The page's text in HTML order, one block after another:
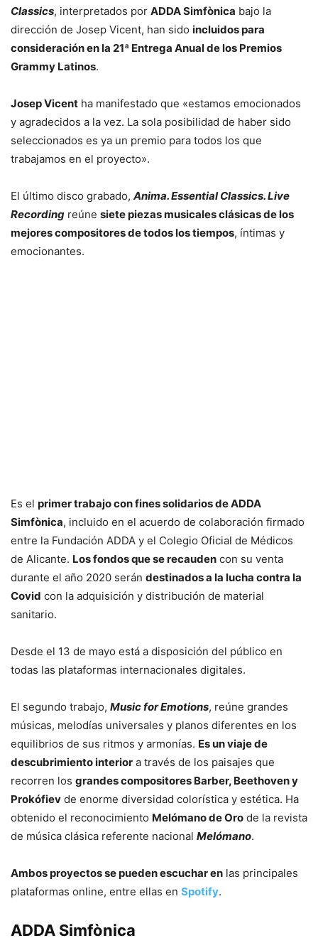
Classics, interpretados por ADDA Simfònica bajo la
dirección de Josep Vicent, han sido incluidos para
consideración en la 21ª Entrega Anual de los Premios
Grammy Latinos.
Josep Vicent ha manifestado que «estamos emocionados
y agradecidos a la vez. La sola posibilidad de haber sido
seleccionados es ya un premio para todos los que
trabajamos en el proyecto».
El último disco grabado, Anima. Essential Classics. Live
Recording reúne siete piezas musicales clásicas de los
mejores compositores de todos los tiempos, íntimas y
emocionantes.
Es el primer trabajo con fines solidarios de ADDA
Simfònica, incluido en el acuerdo de colaboración firmado
entre la Fundación ADDA y el Colegio Oficial de Médicos
de Alicante. Los fondos que se recauden con su venta
durante el año 2020 serán destinados a la lucha contra la
Covid con la adquisición y distribución de material
sanitario.
Desde el 13 de mayo está a disposición del público en
todas las plataformas internacionales digitales.
El segundo trabajo, Music for Emotions, reúne grandes
músicas, melodías universales y planos diferentes en los
equilibrios de sus ritmos y armonías. Es un viaje de
descubrimiento interior a través de los paisajes que
recorren los grandes compositores Barber, Beethoven y
Prokófiev de enorme diversidad colorística y estética. Ha
obtenido el reconocimiento Melómano de Oro de la revista
de música clásica referente nacional Melómano.
Ambos proyectos se pueden escuchar en las principales
plataformas online, entre ellas en Spotify.
ADDA Simfònica